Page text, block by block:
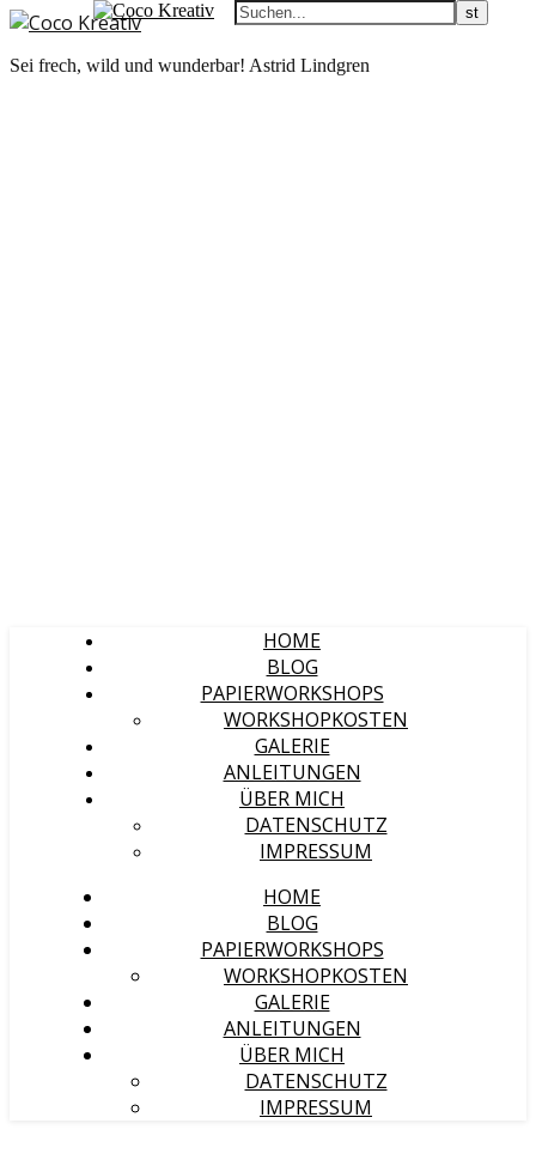
Sei frech, wild und wunderbar! Astrid Lindgren
HOME
BLOG
PAPIERWORKSHOPS
WORKSHOPKOSTEN
GALERIE
ANLEITUNGEN
ÜBER MICH
DATENSCHUTZ
IMPRESSUM
HOME
BLOG
PAPIERWORKSHOPS
WORKSHOPKOSTEN
GALERIE
ANLEITUNGEN
ÜBER MICH
DATENSCHUTZ
IMPRESSUM